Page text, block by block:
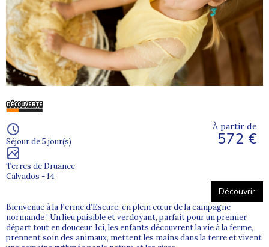
Séjour de 5 jour(s)
Terres de Druance
Calvados - 14
À partir de
572 €
Découvrir
Bienvenue à la Ferme d’Escure, en plein cœur de la campagne
normande ! Un lieu paisible et verdoyant, parfait pour un premier
départ tout en douceur. Ici, les enfants découvrent la vie à la ferme,
prennent soin des animaux, mettent les mains dans la terre et vivent